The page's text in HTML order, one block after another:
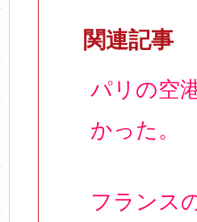
関連記事
パリの空
かった。
フランス